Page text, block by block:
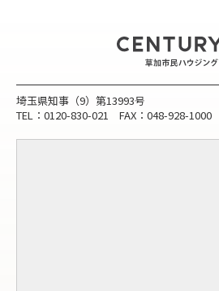
埼玉県知事（9）第13993号
TEL：0120-830-021 FAX：048-928-1000